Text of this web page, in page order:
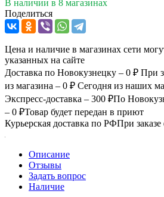
В наличии в 8 магазинах
Поделиться
Цена и наличие в магазинах сети
указанных на сайте
Доставка по Новокузнецку – 0 ₽ При
из магазина – 0 ₽ Сегодня из наших
Экспресс-доставка – 300 ₽По
– 0 ₽Товар будет передан в приют
Курьерская доставка по РФПри заказе
Описание
Отзывы
Задать вопрос
Наличие